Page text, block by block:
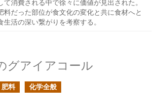
消費される中で徐々に価値が見出された。
料だった部位が食文化の変化と共に食材へと
活の深い繋がりを考察する。
グアイアコール
肥料 化学全般